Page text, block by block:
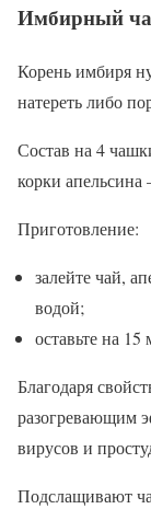
Имбирный
Корень имбиря
натереть либо
Состав на 4
корки апельсина
Приготовление:
залейте чай,
водой;
оставьте на
Благодаря
разогревающим
вирусов и
Подслащивают